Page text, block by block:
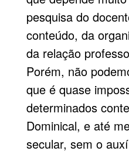
pesquisa do
conteúdo, da
da relação
Porém, não
que é quase
determinados
Dominical, e até
secular, sem o